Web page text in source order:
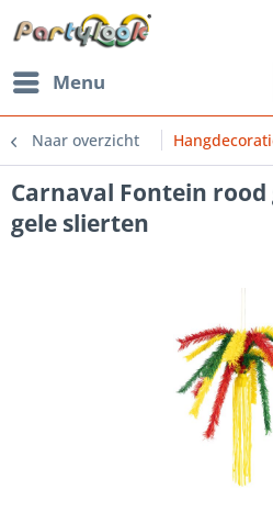
Menu
Naar overzicht
Carnaval Fontein
gele slierten